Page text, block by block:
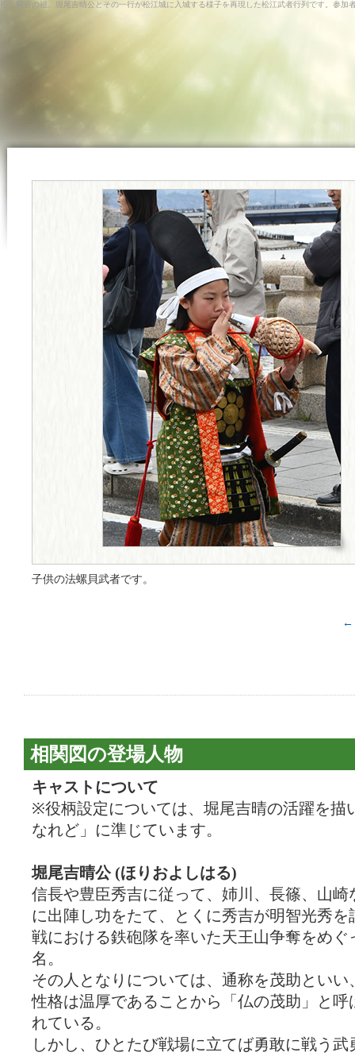
松江開府の祖、堀尾吉晴公とその一行が松江城に入城する様子を再現した松江武者行列です。参
子供の法螺貝武者です。
←
相関図の登場人物
キャストについて
※役柄設定については、堀尾吉晴の活躍を描
なれど」に準じています。
堀尾吉晴公 (ほりおよしはる)
信長や豊臣秀吉に従って、姉川、長篠、山崎
に出陣し功をたて、とくに秀吉が明智光秀を
戦における鉄砲隊を率いた天王山争奪をめぐ
名。
その人となりについては、通称を茂助といい
性格は温厚であることから「仏の茂助」と呼
れている。
しかし、ひとたび戦場に立てば勇敢に戦う武